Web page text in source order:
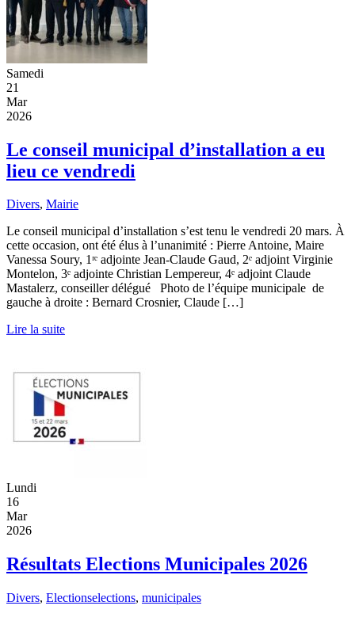
Samedi
21
Mar
2026
Le conseil municipal d’installation a eu
lieu ce vendredi
Divers, Mairie
Le conseil municipal d’installation s’est tenu le vendredi 20 mars. À
cette occasion, ont été élus à l’unanimité : Pierre Antoine, Maire
Vanessa Soury, 1ʳᵉ adjointe Jean-Claude Gaud, 2ᵉ adjoint Virginie
Montelon, 3ᵉ adjointe Christian Lempereur, 4ᵉ adjoint Claude
Mastalerz, conseiller délégué Photo de l’équipe municipale de
gauche à droite : Bernard Crosnier, Claude […]
Lire la suite
Lundi
16
Mar
2026
Résultats Elections Municipales 2026
Divers, Electionselections, municipales